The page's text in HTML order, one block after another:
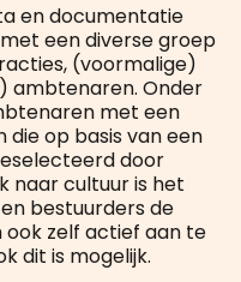
en documentatie
een diverse groep
(voormalige)
ambtenaren. Onder
met een
op basis van een
door
naar cultuur is het
bestuurders de
ook zelf actief aan te
dit is mogelijk.